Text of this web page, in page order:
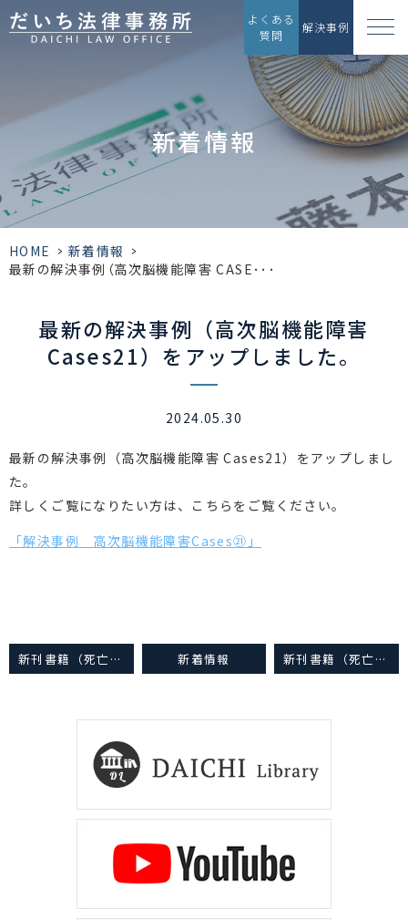
よくある
質問
解決事例
新着情報
HOME > 新着情報 >
最新の解決事例（高次脳機能障害 CASE･･･
最新の解決事例（高次脳機能障害
Cases21）をアップしました。
2024.05.30
最新の解決事例（高次脳機能障害 Cases21）をアップしまし
た。
詳しくご覧になりたい方は、こちらをご覧ください。
「解決事例 高次脳機能障害Cases㉑」
新刊書籍（死亡事故編）の予約開始について 新着情報 新刊書籍（死亡事故編）の販売開始